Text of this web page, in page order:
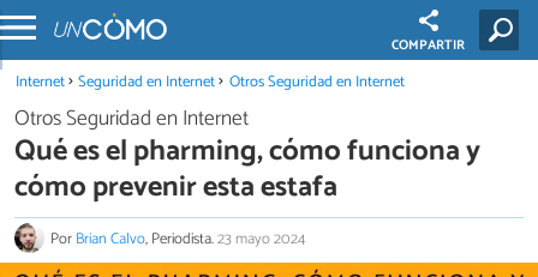
COMPARTIR
Internet Seguridad en Internet Otros Seguridad en Internet
Otros Seguridad en Internet
Qué es el pharming, cómo funciona y
cómo prevenir esta estafa
PorBrian Calvo, Periodista.23 mayo 2024